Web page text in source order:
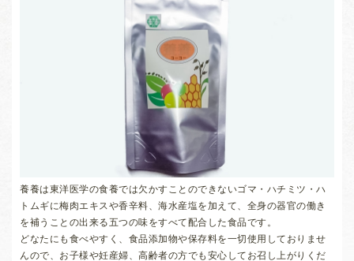
養養は東洋医学の食養では欠かすことのできないゴマ・ハチミツ・ハ
トムギに梅肉エキスや香辛料、海水産塩を加えて、全身の器官の働き
を補うことの出来る五つの味をすべて配合した食品です。
どなたにも食べやすく、食品添加物や保存料を一切使用しておりませ
んので、お子様や妊産婦、高齢者の方でも安心してお召し上がりくだ